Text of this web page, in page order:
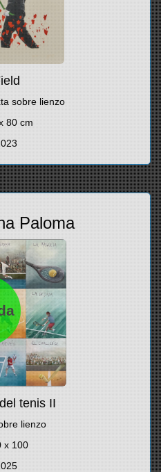
sobre lienzo
80 cm
Paloma
tenis II
lienzo
x 100